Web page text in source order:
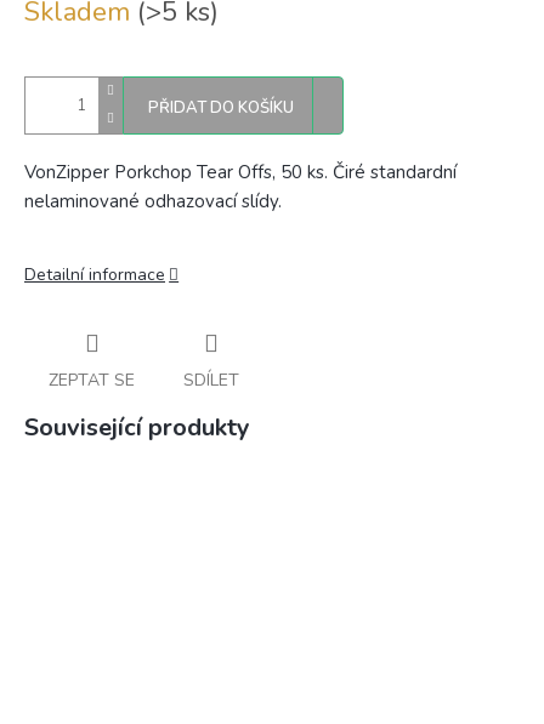
Skladem (>5 ks)
PŘIDAT DO KOŠÍKU
VonZipper Porkchop Tear Offs, 50 ks. Čiré standardní
nelaminované odhazovací slídy.
Detailní informace
ZEPTAT SE SDÍLET
Související produkty